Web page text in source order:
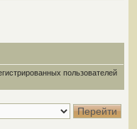
пользователей